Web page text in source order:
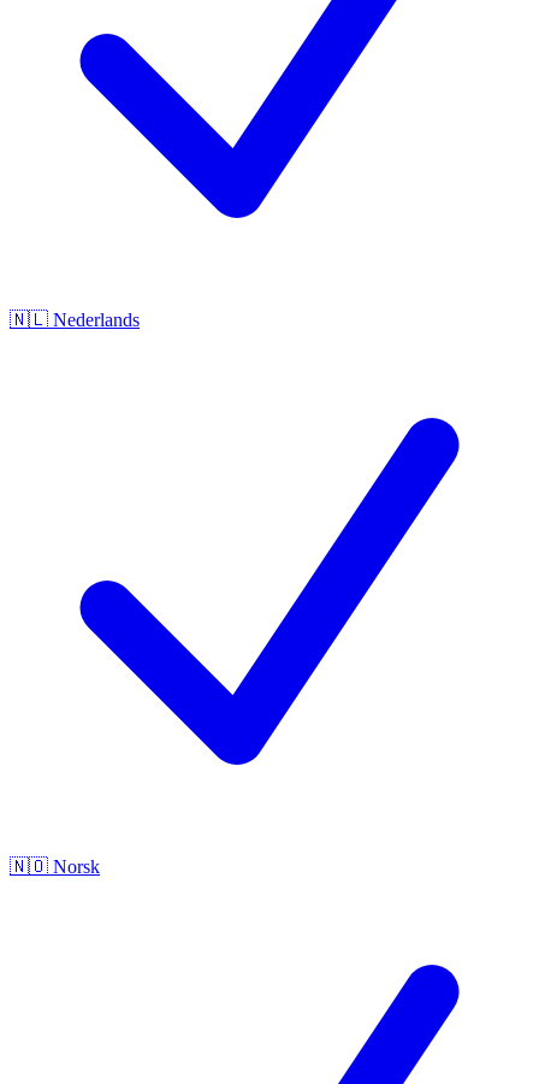
🇳🇱 Nederlands
🇳🇴 Norsk